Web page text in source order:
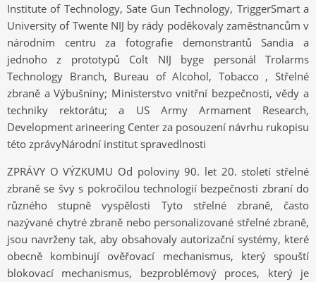
Institute of Technology, Sate Gun Technology, TriggerSmart a
University of Twente NIJ by rády poděkovaly zaměstnancům v
národním centru za fotografie demonstrantů Sandia a
jednoho z prototypů Colt NIJ byge personál Trolarms
Technology Branch, Bureau of Alcohol, Tobacco , Střelné
zbraně a Výbušniny; Ministerstvo vnitřní bezpečnosti, vědy a
techniky rektorátu; a US Army Armament Research,
Development arineering Center za posouzení návrhu rukopisu
této zprávyNárodní institut spravedlnosti
ZPRÁVY O VÝZKUMU Od poloviny 90. let 20. století střelné
zbraně se švy s pokročilou technologií bezpečnosti zbraní do
různého stupně vyspělosti Tyto střelné zbraně, často
nazývané chytré zbraně nebo personalizované střelné zbraně,
jsou navrženy tak, aby obsahovaly autorizační systémy, které
obecně kombinují ověřovací mechanismus, který spouští
blokovací mechanismus, bezproblémový proces, který je